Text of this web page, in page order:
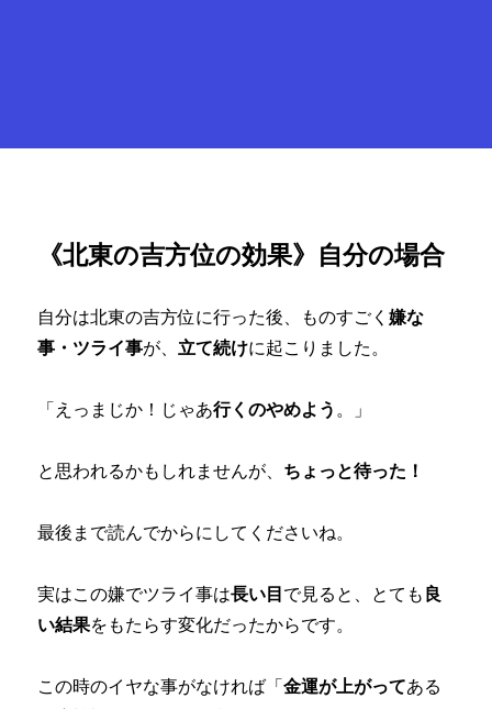
《北東の吉方位の効果》自分の場合
自分は北東の吉方位に行った後、ものすごく嫌な
事・ツライ事が、立て続けに起こりました。
「えっまじか！じゃあ行くのやめよう 。」
と思われるかもしれませんが、 ちょっと待った！
最後まで読んでからにしてくださいね。
実はこの嫌でツライ事は長い目 で見ると、とても 良
い結果をもたらす変化だったからです。
この時のイヤな事がなければ「金運が上がってある